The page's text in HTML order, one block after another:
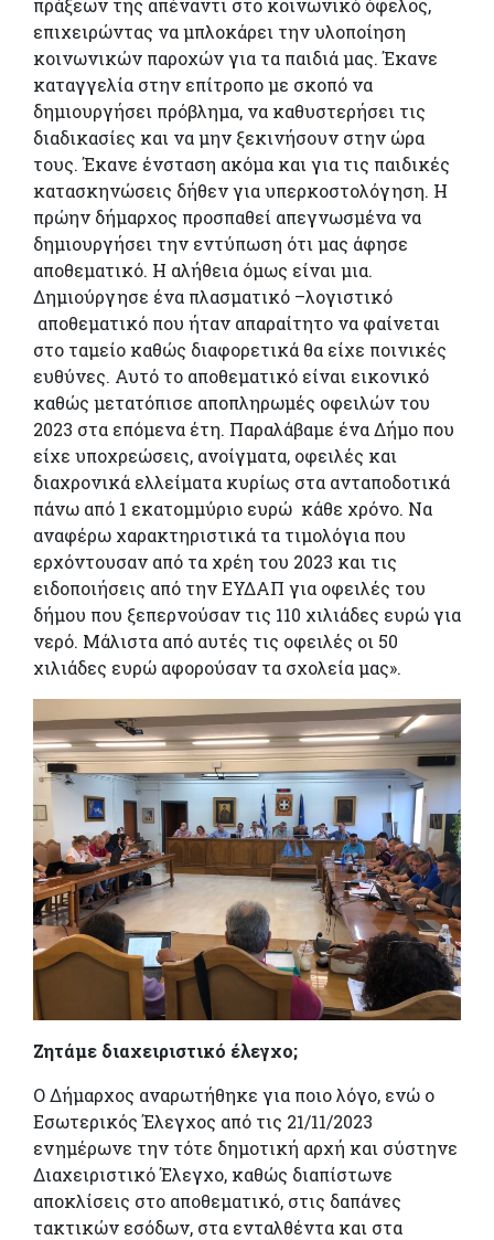
επιχειρώντας να μπλοκάρει την υλοποίηση
κοινωνικών παροχών για τα παιδιά μας. Έκανε
καταγγελία στην επίτροπο με σκοπό να
δημιουργήσει πρόβλημα, να καθυστερήσει τις
διαδικασίες και να μην ξεκινήσουν στην ώρα
τους. Έκανε ένσταση ακόμα και για τις παιδικές
κατασκηνώσεις δήθεν για υπερκοστολόγηση. Η
πρώην δήμαρχος προσπαθεί απεγνωσμένα να
δημιουργήσει την εντύπωση ότι μας άφησε
αποθεματικό. Η αλήθεια όμως είναι μια.
Δημιούργησε ένα πλασματικό –λογιστικό
αποθεματικό που ήταν απαραίτητο να φαίνεται
στο ταμείο καθώς διαφορετικά θα είχε ποινικές
ευθύνες. Αυτό το αποθεματικό είναι εικονικό
καθώς μετατόπισε αποπληρωμές οφειλών του
2023 στα επόμενα έτη. Παραλάβαμε ένα Δήμο που
είχε υποχρεώσεις, ανοίγματα, οφειλές και
διαχρονικά ελλείματα κυρίως στα ανταποδοτικά
πάνω από 1 εκατομμύριο ευρώ κάθε χρόνο. Να
αναφέρω χαρακτηριστικά τα τιμολόγια που
ερχόντουσαν από τα χρέη του 2023 και τις
ειδοποιήσεις από την ΕΥΔΑΠ για οφειλές του
δήμου που ξεπερνούσαν τις 110 χιλιάδες ευρώ για
νερό. Μάλιστα από αυτές τις οφειλές οι 50
χιλιάδες ευρώ αφορούσαν τα σχολεία μας».
Ζητάμε διαχειριστικό έλεγχο;
Ο Δήμαρχος αναρωτήθηκε για ποιο λόγο, ενώ ο
Εσωτερικός Έλεγχος από τις 21/11/2023
ενημέρωνε την τότε δημοτική αρχή και σύστηνε
Διαχειριστικό Έλεγχο, καθώς διαπίστωνε
αποκλίσεις στο αποθεματικό, στις δαπάνες
τακτικών εσόδων, στα ενταλθέντα και στα